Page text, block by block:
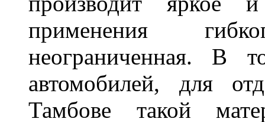
применения
неограниченная.
автомобилей, для
Тамбове такой